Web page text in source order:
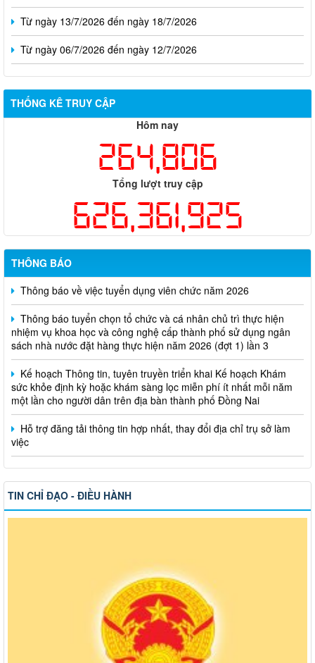
Từ ngày 13/7/2026 đến ngày 18/7/2026
Từ ngày 06/7/2026 đến ngày 12/7/2026
THỐNG KÊ TRUY CẬP
Hôm nay
264,806
Tổng lượt truy cập
626,361,925
THÔNG BÁO
Thông báo về việc tuyển dụng viên chức năm 2026
Thông báo tuyển chọn tổ chức và cá nhân chủ trì thực hiện
nhiệm vụ khoa học và công nghệ cấp thành phố sử dụng ngân
sách nhà nước đặt hàng thực hiện năm 2026 (đợt 1) lần 3
Kế hoạch Thông tin, tuyên truyền triển khai Kế hoạch Khám
sức khỏe định kỳ hoặc khám sàng lọc miễn phí ít nhất mỗi năm
một lần cho người dân trên địa bàn thành phố Đồng Nai
Hỗ trợ đăng tải thông tin hợp nhất, thay đổi địa chỉ trụ sở làm
việc
Công khai thông tin vi phạm pháp luật trong lĩnh vực đất đai, tại
TIN CHỈ ĐẠO - ĐIỀU HÀNH